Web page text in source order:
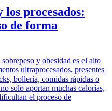
procesados:
de forma
y obesidad es el alto
ultraprocesados, presentes
bollería, comidas rápidas o
solo aportan muchas calorías,
el proceso de